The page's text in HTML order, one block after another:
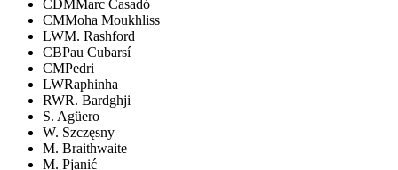
CDMMarc Casadó
CMMoha Moukhliss
LWM. Rashford
CBPau Cubarsí
CMPedri
LWRaphinha
RWR. Bardghji
S. Agüero
W. Szczęsny
M. Braithwaite
M. Pjanić